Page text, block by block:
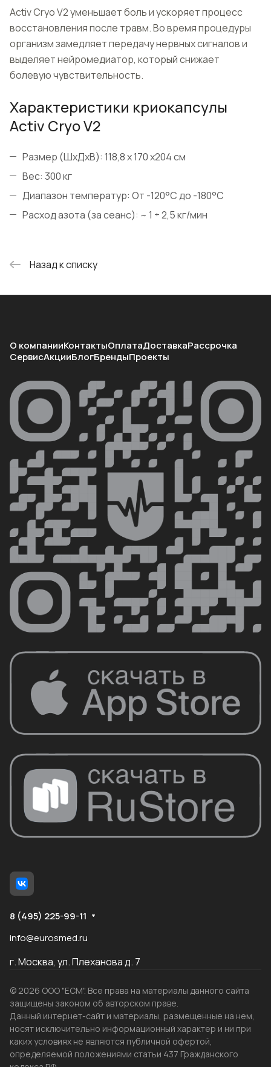
Activ Cryo V2 уменьшает боль и ускоряет процесс
восстановления после травм. Во время процедуры
организм замедляет передачу нервных сигналов и
выделяет нейромедиатор, который снижает
болевую чувствительность.
Характеристики криокапсулы
Activ Cryo V2
Размер (ШхДхВ): 118,8 х 170 х204 см
Вес: 300 кг
Диапазон температур: От -120°C до -180°C
Расход азота (за сеанс): ~ 1 ÷ 2,5 кг/мин
Назад к списку
О компанииКонтактыОплатаДоставкаРассрочка
СервисАкцииБлогБрендыПроекты
8 (495) 225-99-11
info@eurosmed.ru
г. Москва, ул. Плеханова д. 7
© 2026 ООО "ЕСМ". Все права на материалы данного сайта
защищены законом об авторском праве.
Данный интернет-сайт и материалы, размещенные на нем,
носят исключительно информационный характер и ни при
каких условиях не являются публичной офертой,
определяемой положениями статьи 437 Гражданского